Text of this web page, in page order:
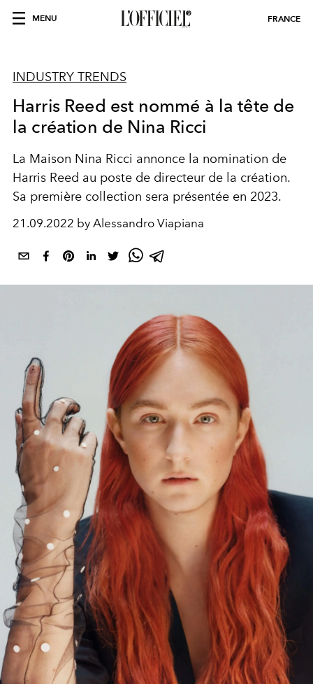
MENU FRANCE
INDUSTRY TRENDS
Harris Reed est nommé à la tête de
la création de Nina Ricci
La Maison Nina Ricci annonce la nomination de
Harris Reed au poste de directeur de la création.
Sa première collection sera présentée en 2023.
21.09.2022 by Alessandro Viapiana